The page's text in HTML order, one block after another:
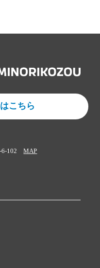
こちら
6-102MAP